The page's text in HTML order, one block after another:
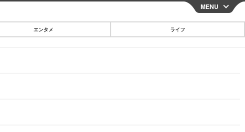
CLOSE
MENU
エンタメ ライフ